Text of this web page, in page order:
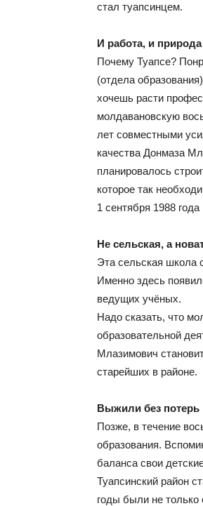
стал туапсинцем.
И работа, и природа
Почему Туапсе?
(отдела
хочешь расти
молдавановскую
лет совместными
качества Донмаза
планировалось
которое так
1 сентября 1988
Не сельская, а
Эта сельская школа
Именно здесь
ведущих учёных.
Надо сказать, что
образовательной
Млазимович
старейших в районе.
Выжили без
Позже, в течение
образования.
баланса свои
Туапсинский район
годы были не